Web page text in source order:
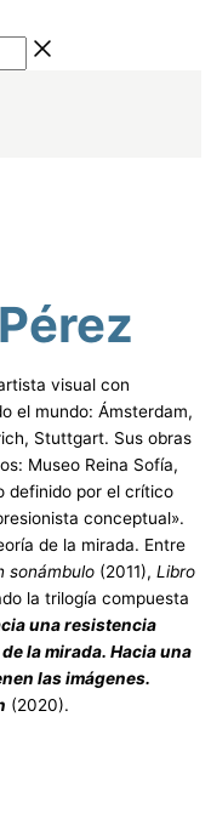
visual con
el mundo: Ámsterdam,
Stuttgart. Sus obras
Museo Reina Sofía,
definido por el crítico
conceptual».
de la mirada. Entre
sonámbulo (2011), Libro
la trilogía compuesta
una resistencia
la mirada. Hacia una
las imágenes.
(2020).